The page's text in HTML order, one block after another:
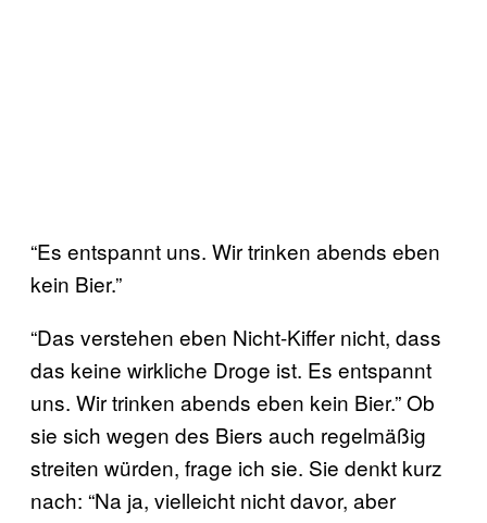
“Es entspannt uns. Wir trinken abends eben
kein Bier.”
“Das verstehen eben Nicht-Kiffer nicht, dass
das keine wirkliche Droge ist. Es entspannt
uns. Wir trinken abends eben kein Bier.” Ob
sie sich wegen des Biers auch regelmäßig
streiten würden, frage ich sie. Sie denkt kurz
nach: “Na ja, vielleicht nicht davor, aber